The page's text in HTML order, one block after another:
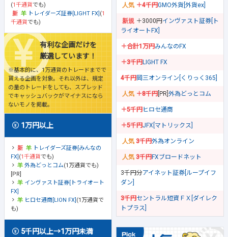
(1千通貨でも)
トレイダーズ証券[LIGHT FX] (1
千通貨でも)
有利な企画だけを
厳選しています！
※基本的に、1万通貨のトレードまでで
貰える企画を対象。それ以外は、規定
の量のトレードをしても、スプレッド
でキャッシュバックがマイナスになら
ないモノを掲載。
1万円以上
トレイダーズ証券[みんなの
FX] (1千通貨でも)
外為どっとコム(1万通貨でも)
[PR]
インヴァスト証券[トライオート
FX]
ヒロセ通商[LION FX] (1万通貨で
も)
5千円以上→1万円未満
＋4千円GMO外貨[外貨ex]
＋3000円 インヴァスト証券[ト
ライオートFX]
＋合計1万円みんなのFX
＋3千円LIGHT FX
4千円岡三オンライン[くりっく365]
＋8千円 [PR] 外為どっとコム
＋5千円ヒロセ通商
＋5千円JFX[マトリックス]
3千円外為オンライン
3千円FXブロードネット
3千円分アイネット証券[ループイフ
ダン]
3千円セントラル短資ＦＸ[ダイレク
トプラス]